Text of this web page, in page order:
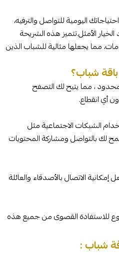
اليومية للتواصل والترفيه،
باقة زين شباب 119 تُعد الخيار الأمثل.تتميز هذه الشريحة
مما يجعلها مثالية للشباب الذين
شباب؟
محدود ، مما يتيح لك التصفح
أي انقطاع.
الشبكات الاجتماعية مثل
لك بالتواصل ومشاركة المحتويات
إمكانية الاتصال بالأصدقاء والعائلة
الشريحة مدة 12 اسبوع للاستفادة القصوى من جميع هذه
شباب :